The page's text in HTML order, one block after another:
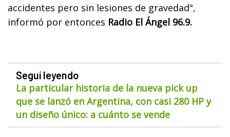
accidentes pero sin lesiones de gravedad",
informó por entonces Radio El Ángel 96.9.
Seguí leyendo
La particular historia de la nueva pick up
que se lanzó en Argentina, con casi 280 HP y
un diseño único: a cuánto se vende